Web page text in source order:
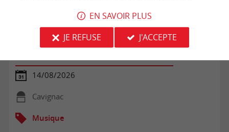
Les soirées conviviales de L'Olivade
14/08/2026
Cavignac
Musique
EN SAVOIR PLUS
JE REFUSE
J'ACCEPTE